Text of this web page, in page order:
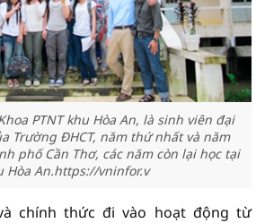
PTNT khu Hòa An, là sinh viên đại
Trường ĐHCT, năm thứ nhất và năm
phố Cần Thơ, các năm còn lại học tại
Hòa An.https://vninfor.v
chính thức đi vào hoạt động từ